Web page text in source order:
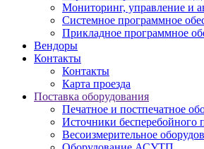
Мониторинг, управление и
Системное программное
Прикладное программное
Вендоры
Контакты
Контакты
Карта проезда
Поставка оборудования
Печатное и постпечатное
Источники бесперебойного
Весоизмерительное